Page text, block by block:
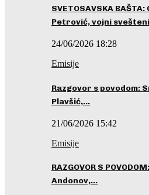
SVETOSAVSKA
Petrović, vojni
24/06/2026 18:28
Emisije
Razgovor s povodom:
Plavšić,…
21/06/2026 15:42
Emisije
RAZGOVOR S
Andonov,…